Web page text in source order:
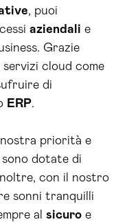
, puoi
aziendali e
Grazie
cloud come
di
ERP.
priorità e
dotate di
con il nostro
sonni tranquilli
al sicuro e